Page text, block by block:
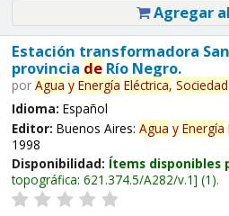
Agregar
Estación transformadora
provincia deRío Negro.
por Agua y Energía Eléctrica, Sociedad
Idioma: Español
Editor: Buenos Aires: Agua y Energía
1998
Disponibilidad: Ítems disponibles
topográfica: 621.374.5/A282/v.1 (1).